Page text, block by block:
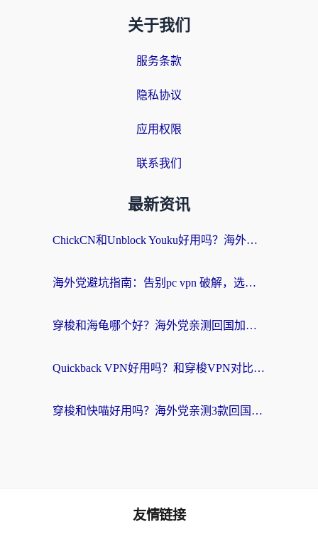
关于我们
服务条款
隐私协议
应用权限
联系我们
最新资讯
ChickCN和Unblock Youku好用吗？海外党亲测3款回国加速器，附iOS免费选择指南
海外党避坑指南：告别pc vpn 破解，选对回国加速器轻松访问国内资源
穿梭和海龟哪个好？海外党亲测回国加速器，附电脑免费VPN推荐
Quickback VPN好用吗？和穿梭VPN对比哪个回国效果更好？海外党必看的真实测评与选择指南
穿梭和快喵好用吗？海外党亲测3款回国加速器，附日本回国VPN避坑指南
友情链接